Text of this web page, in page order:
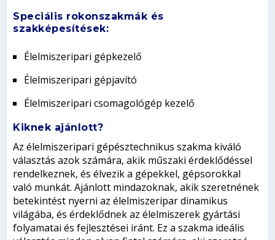
Speciális rokonszakmák és
szakképesítések:
Élelmiszeripari gépkezelő
Élelmiszeripari gépjavító
Élelmiszeripari csomagológép kezelő
Kiknek ajánlott?
Az élelmiszeripari gépésztechnikus szakma kiváló
választás azok számára, akik műszaki érdeklődéssel
rendelkeznek, és élvezik a gépekkel, gépsorokkal
való munkát. Ajánlott mindazoknak, akik szeretnének
betekintést nyerni az élelmiszeripar dinamikus
világába, és érdeklődnek az élelmiszerek gyártási
folyamatai és fejlesztései iránt. Ez a szakma ideális